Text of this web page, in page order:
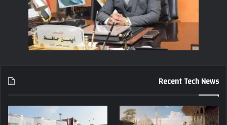
Recent Tech News